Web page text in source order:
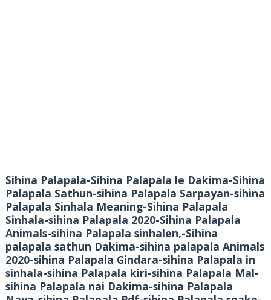
Sihina Palapala-Sihina Palapala le Dakima-Sihina
Palapala Sathun-sihina Palapala Sarpayan-sihina
Palapala Sinhala Meaning-Sihina Palapala
Sinhala-sihina Palapala 2020-Sihina Palapala
Animals-sihina Palapala sinhalen,-Sihina
palapala sathun Dakima-sihina palapala Animals
2020-sihina Palapala Gindara-sihina Palapala in
sinhala-sihina Palapala kiri-sihina Palapala Mal-
sihina Palapala nai Dakima-sihina Palapala